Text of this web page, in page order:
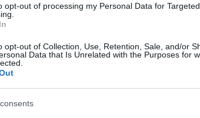
opt-out of processing my Personal Data for Targeted
opt-out of Collection, Use, Retention, Sale, and/or
Data that Is Unrelated with the Purposes for
da reperire – figurano
alimentare, con una